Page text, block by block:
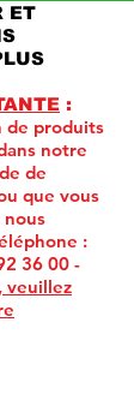
ET
:
de produits
notre
de
que vous
nous
:
36 00 -
veuillez